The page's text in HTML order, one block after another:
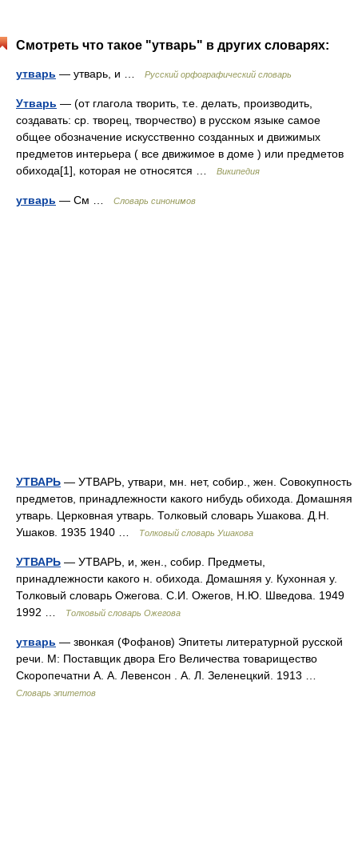
Смотреть что такое "утварь" в других словарях:
утварь — утварь, и … Русский орфографический словарь
Утварь — (от глагола творить, т.е. делать, производить,
создавать: ср. творец, творчество) в русском языке самое
общее обозначение искусственно созданных и движимых
предметов интерьера ( все движимое в доме ) или предметов
обихода[1], которая не относятся …
Википедия
утварь — См … Словарь синонимов
УТВАРЬ — УТВАРЬ, утвари, мн. нет, собир., жен. Совокупность
предметов, принадлежности какого нибудь обихода. Домашняя
утварь. Церковная утварь. Толковый словарь Ушакова. Д.Н.
Ушаков. 1935 1940 …
Толковый словарь Ушакова
УТВАРЬ — УТВАРЬ, и, жен., собир. Предметы,
принадлежности какого н. обихода. Домашняя у. Кухонная у.
Толковый словарь Ожегова. С.И. Ожегов, Н.Ю. Шведова. 1949
1992 …
Толковый словарь Ожегова
утварь — звонкая (Фофанов) Эпитеты литературной русской
речи. М: Поставщик двора Его Величества товарищество
Скоропечатни А. А. Левенсон . А. Л. Зеленецкий. 1913 …
Словарь эпитетов